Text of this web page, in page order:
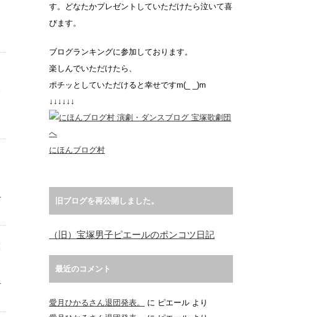
す。どなたかプレゼントしていただけたら泣いて喜
びます。
ブログランキングに参加しております。
楽しんでいただけたら、
ポチッとしていただけると幸せですm(_ _)m
↓↓↓↓↓↓
にほんブログ村
旧ブログを再公開しました。
（旧）宝塚男子ピエールのポンコツ日記
最近のコメント
愛月ひかるさん退団発表。 に ピエール より